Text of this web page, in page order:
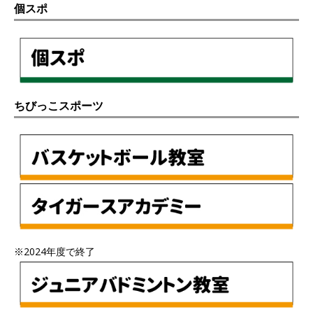
個スポ
ちびっこスポーツ
※2024年度で終了